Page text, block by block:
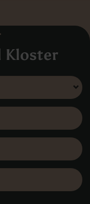
Kloster